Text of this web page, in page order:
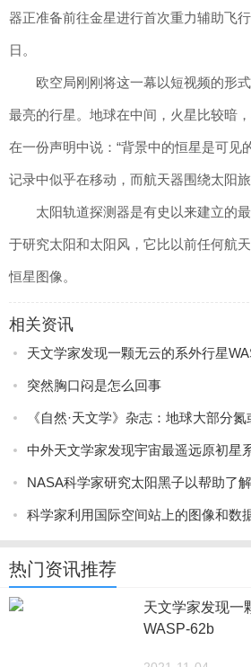
器正准备前往金星进行首次重力辅助飞
日。
欧空局刚刚将这一幕以短视频的形式
最亮的行星。地球在中间，火星比较暗
在一份声明中说：“背景中的恒星是可见
记录中似乎在移动，而航天器围绕太阳
太阳轨道探测器是有史以来建立的最
于研究太阳和太阳风，它比以前任何航
恒星图像。
相关资讯
天文学家发现一颗无云的系外行星
突然胸口闷是怎么回事
中外天文学家发现宇宙最遥远原初星
NASA科学家研究太阳黑子以帮助了
热门资讯推荐
天文学家发现一
WASP-62b